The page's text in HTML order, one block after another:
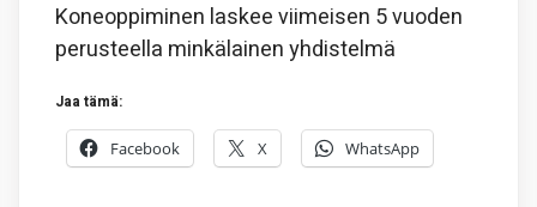
Koneoppiminen laskee viimeisen 5 vuoden
perusteella minkälainen yhdistelmä
Jaa tämä:
Facebook X WhatsApp